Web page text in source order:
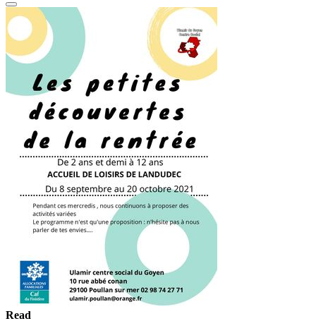
Read